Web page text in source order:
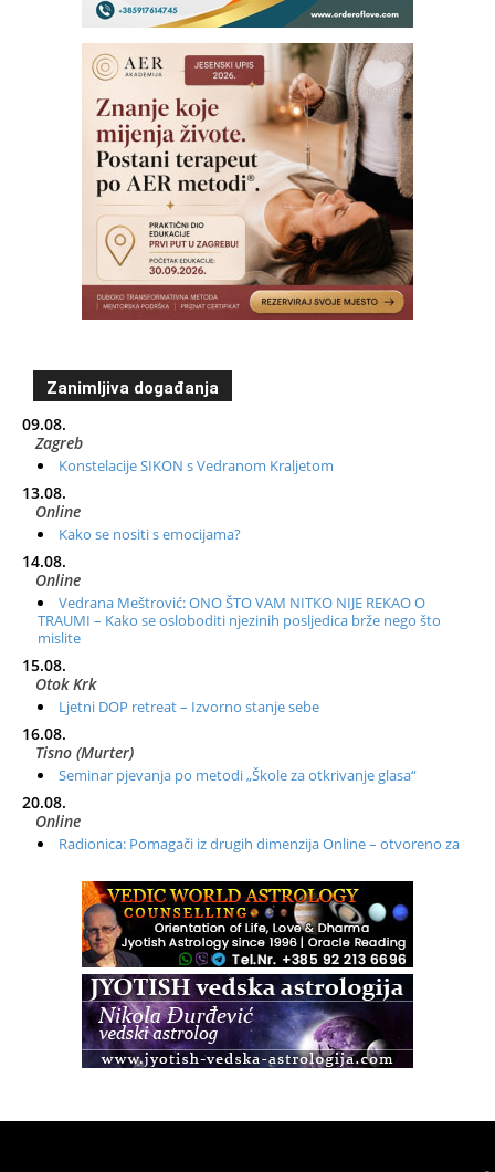
Zanimljiva događanja
09.08.
Zagreb
Konstelacije SIKON s Vedranom Kraljetom
13.08.
Online
Kako se nositi s emocijama?
14.08.
Online
Vedrana Meštrović: ONO ŠTO VAM NITKO NIJE REKAO O
TRAUMI – Kako se osloboditi njezinih posljedica brže nego što
mislite
15.08.
Otok Krk
Ljetni DOP retreat – Izvorno stanje sebe
16.08.
Tisno (Murter)
Seminar pjevanja po metodi „Škole za otkrivanje glasa“
20.08.
Online
Radionica: Pomagači iz drugih dimenzija Online – otvoreno za
Zagreb+Online
Osnovni ThetaHealing® tečaj, Zagreb i Online
Zagreb
Osnovna radionica za izscjeljivanje pranom (Basic Pranic
Healing course)
Access BARS®, otpusti stres